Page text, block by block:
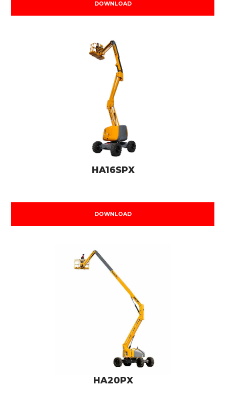
DOWNLOAD
HA16SPX
DOWNLOAD
HA20PX